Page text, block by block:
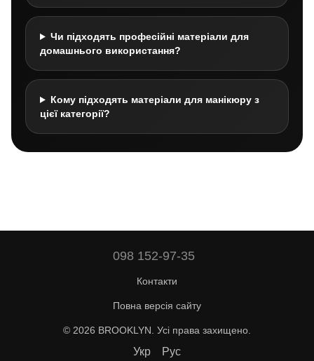
Чи підходять професійні матеріали для
домашнього використання?
Кому підходять матеріали для манікюру з
цієї категорії?
098 152-97-35
Контакти
Повна версія сайту
© 2026 BROOKLYN. Усі права захищено.
Укр Рус